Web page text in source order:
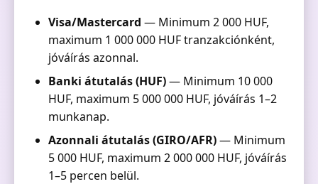
Visa/Mastercard — Minimum 2 000 HUF,
maximum 1 000 000 HUF tranzakciónként,
jóváírás azonnal.
Banki átutalás (HUF)— Minimum 10 000
HUF, maximum 5 000 000 HUF, jóváírás 1–2
munkanap.
Azonnali átutalás (GIRO/AFR)— Minimum
5 000 HUF, maximum 2 000 000 HUF, jóváírás
1–5 percen belül.